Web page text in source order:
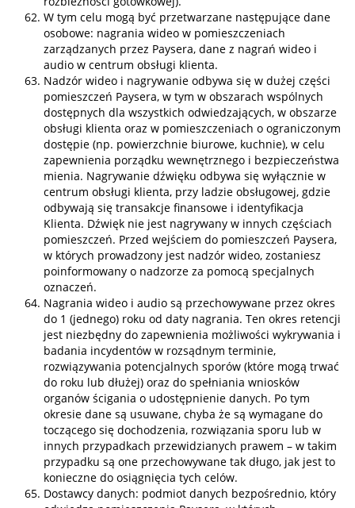
W tym celu mogą być przetwarzane następujące dane
osobowe: nagrania wideo w pomieszczeniach
zarządzanych przez Paysera, dane z nagrań wideo i
audio w centrum obsługi klienta.
Nadzór wideo i nagrywanie odbywa się w dużej części
pomieszczeń Paysera, w tym w obszarach wspólnych
dostępnych dla wszystkich odwiedzających, w obszarze
obsługi klienta oraz w pomieszczeniach o ograniczonym
dostępie (np. powierzchnie biurowe, kuchnie), w celu
zapewnienia porządku wewnętrznego i bezpieczeństwa
mienia. Nagrywanie dźwięku odbywa się wyłącznie w
centrum obsługi klienta, przy ladzie obsługowej, gdzie
odbywają się transakcje finansowe i identyfikacja
Klienta. Dźwięk nie jest nagrywany w innych częściach
pomieszczeń. Przed wejściem do pomieszczeń Paysera,
w których prowadzony jest nadzór wideo, zostaniesz
poinformowany o nadzorze za pomocą specjalnych
oznaczeń.
Nagrania wideo i audio są przechowywane przez okres
do 1 (jednego) roku od daty nagrania. Ten okres retencji
jest niezbędny do zapewnienia możliwości wykrywania i
badania incydentów w rozsądnym terminie,
rozwiązywania potencjalnych sporów (które mogą trwać
do roku lub dłużej) oraz do spełniania wniosków
organów ścigania o udostępnienie danych. Po tym
okresie dane są usuwane, chyba że są wymagane do
toczącego się dochodzenia, rozwiązania sporu lub w
innych przypadkach przewidzianych prawem – w takim
przypadku są one przechowywane tak długo, jak jest to
konieczne do osiągnięcia tych celów.
Dostawcy danych: podmiot danych bezpośrednio, który